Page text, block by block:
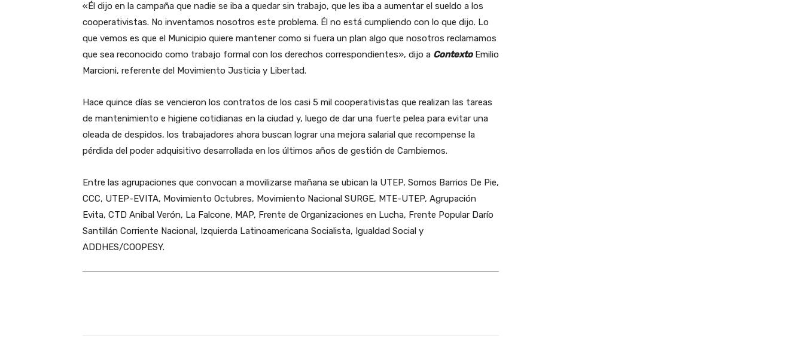
«Él dijo en la campaña que nadie se iba a quedar sin trabajo, que les iba a aumentar el sueldo a los
cooperativistas. No inventamos nosotros este problema. Él no está cumpliendo con lo que dijo. Lo
que vemos es que el Municipio quiere mantener como si fuera un plan algo que nosotros reclamamos
que sea reconocido como trabajo formal con los derechos correspondientes», dijo a ContextoEmilio
Marcioni, referente del Movimiento Justicia y Libertad.
Hace quince días se vencieron los contratos de los casi 5 mil cooperativistas que realizan las tareas
de mantenimiento e higiene cotidianas en la ciudad y, luego de dar una fuerte pelea para evitar una
oleada de despidos, los trabajadores ahora buscan lograr una mejora salarial que recompense la
pérdida del poder adquisitivo desarrollada en los últimos años de gestión de Cambiemos.
Entre las agrupaciones que convocan a movilizarse mañana se ubican la UTEP, Somos Barrios De Pie,
CCC, UTEP-EVITA, Movimiento Octubres, Movimiento Nacional SURGE, MTE-UTEP, Agrupación
Evita, CTD Anibal Verón, La Falcone, MAP, Frente de Organizaciones en Lucha, Frente Popular Darío
Santillán Corriente Nacional, Izquierda Latinoamericana Socialista, Igualdad Social y
ADDHES/COOPESY.